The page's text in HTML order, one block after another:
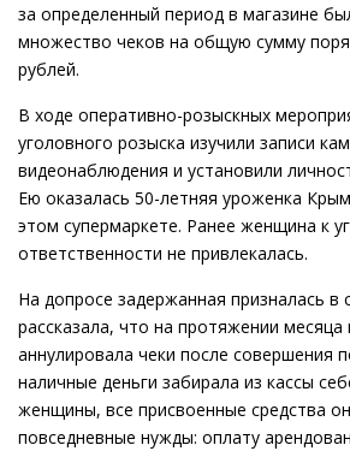
за определенный период в магазине
множество чеков на общую сумму
рублей.
В ходе оперативно-розыскных
уголовного розыска изучили записи
видеонаблюдения и установили
Ею оказалась 50-летняя уроженка
этом супермаркете. Ранее женщина к
ответственности не привлекалась.
На допросе задержанная призналась в
рассказала, что на протяжении месяца
аннулировала чеки после совершения
наличные деньги забирала из кассы
женщины, все присвоенные средства
повседневные нужды: оплату